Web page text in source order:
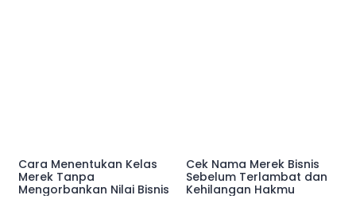
Cara Menentukan Kelas
Merek Tanpa
Mengorbankan Nilai Bisnis
Cek Nama Merek Bisnis
Sebelum Terlambat dan
Kehilangan Hakmu